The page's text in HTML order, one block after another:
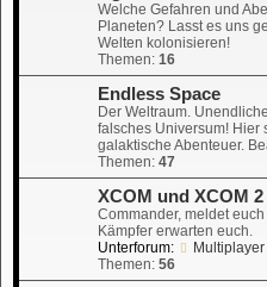
Welche Gefahren und
Planeten? Lasst es uns
Welten kolonisieren!
Themen: 16
Endless Space
Der Weltraum.
falsches Universum! Hier
galaktische Abenteuer.
Themen: 47
XCOM und XCOM 2
Commander, meldet
Kämpfer erwarten euch.
Unterforum:
Themen: 56